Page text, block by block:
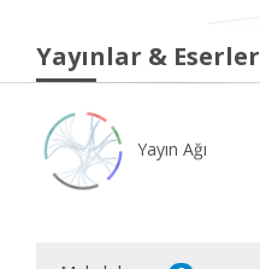
Yayınlar & Eserler
Yayın Ağı